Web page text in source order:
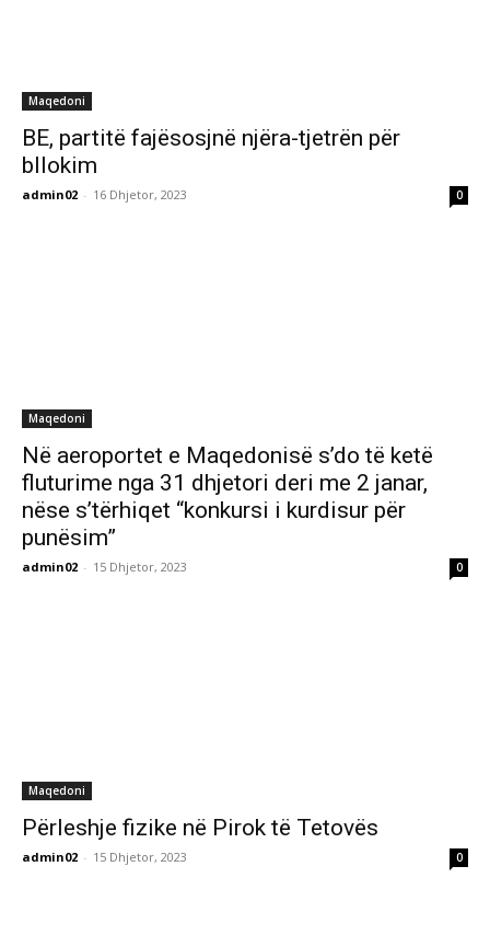
Maqedoni
BE, partitë fajësosjnë njëra-tjetrën për
bllokim
admin02 - 16 Dhjetor, 2023 0
Maqedoni
Në aeroportet e Maqedonisë s’do të ketë
fluturime nga 31 dhjetori deri me 2 janar,
nëse s’tërhiqet “konkursi i kurdisur për
punësim”
admin02 - 15 Dhjetor, 2023 0
Maqedoni
Përleshje fizike në Pirok të Tetovës
admin02 - 15 Dhjetor, 2023 0